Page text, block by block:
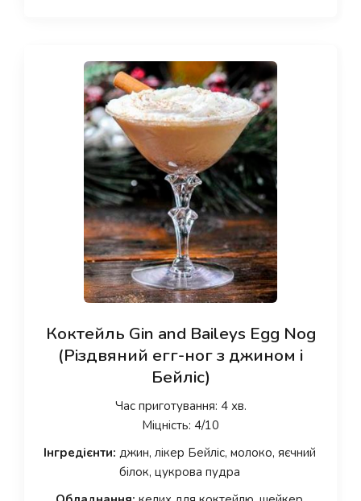
Коктейль Gin and Baileys Egg Nog
(Різдвяний егг-ног з джином і
Бейліс)
Час приготування: 4 хв.
Міцність: 4/10
Інгредієнти: джин, лікер Бейліс, молоко, яєчний
білок, цукрова пудра